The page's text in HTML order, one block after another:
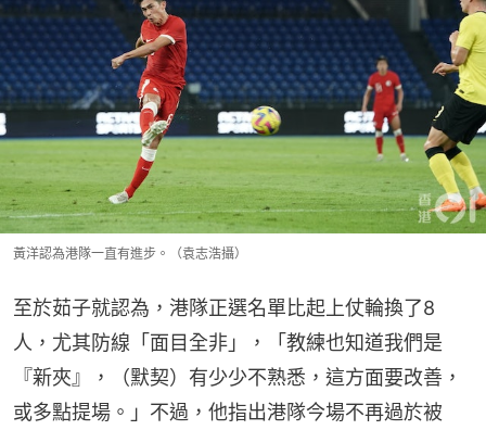
黃洋認為港隊一直有進步。（袁志浩攝）
至於茹子就認為，港隊正選名單比起上仗輪換了8
人，尤其防線「面目全非」，「教練也知道我們是
『新夾』，（默契）有少少不熟悉，這方面要改善，
或多點提場。」不過，他指出港隊今場不再過於被